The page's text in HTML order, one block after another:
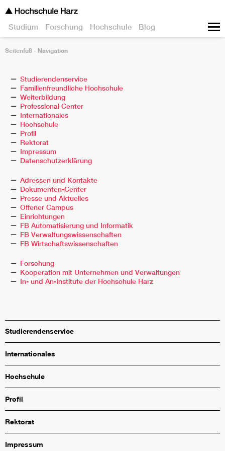
Studium Forschung Hochschule Blog
Seitenfuß - Navigation
Studierendenservice
Familienfreundliche Hochschule
Weiterbildung
Professional Center
Internationales
Hochschule
Profil
Rektorat
Impressum
Datenschutzerklärung
Adressen und Kontakte
Dokumenten-Center
Presse und Aktuelles
Offener Campus
Einrichtungen
FB Automatisierung und Informatik
FB Verwaltungswissenschaften
FB Wirtschaftswissenschaften
Forschung
Kooperation mit Unternehmen und Verwaltungen
In- und An-Institute der Hochschule Harz
Studierendenservice
Internationales
Hochschule
Profil
Rektorat
Impressum